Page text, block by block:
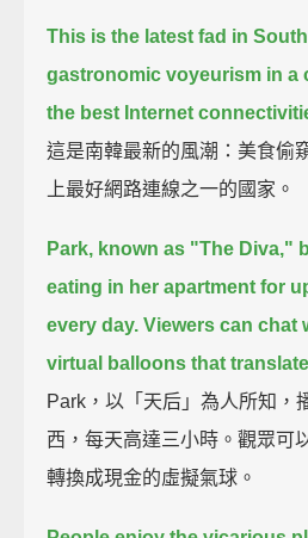
This is the latest fad in
gastronomic voyeurism in a
the best Internet
這是南韓最新的風潮：美食偷
上最好網路連線之一的國家。
Park, known as "The Diva,"
eating in her apartment for
every day. Viewers can chat
virtual balloons that
Park，以「天后」為人所知，
西，每天高達三小時。觀眾可
轉換成現金的虛擬氣球。